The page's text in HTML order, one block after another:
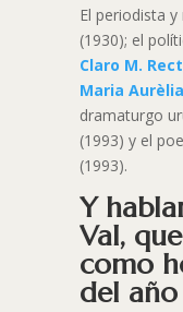
El periodista
(1930); el
Claro M.
Maria
dramaturgo
(1993) y el
(1993).
Y
Val,
como
del